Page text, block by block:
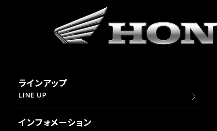
ラインアップ
LINE UP
インフォメーション
ホンダドリーム 水戸北